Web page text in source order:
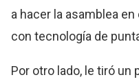
a hacer la asamblea
con tecnología de
Por otro lado, le tiró un